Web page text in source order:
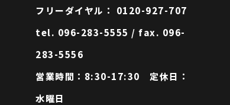
フリーダイヤル： 0120-927-707
tel. 096-283-5555 / fax. 096-
283-5556
営業時間：8:30-17:30 定休日：
水曜日